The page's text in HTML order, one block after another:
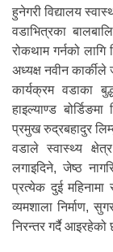
हुनेगरी विद्यालय
वडाभित्रका
रोकथाम गर्नको लागि
अध्यक्ष नवीन कार्कीले
कार्यक्रम वडाका
हाइल्याण्ड
प्रमुख रुद्रबहादुर
वडाले स्वास्थ्य
लगाइदिने, जेष्ठ
प्रत्येक दुई महिनामा
व्यमशाला निर्माण,
निरन्तर गर्दै आइरहेको